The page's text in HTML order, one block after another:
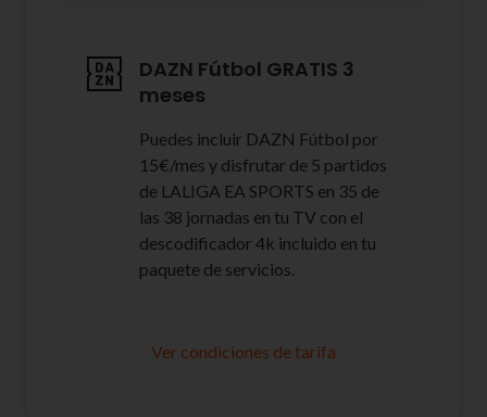
DAZN Fútbol GRATIS 3
meses
Puedes incluir DAZN Fútbol por
15€/mes y disfrutar de 5 partidos
de LALIGA EA SPORTS en 35 de
las 38 jornadas en tu TV con el
descodificador 4k incluido en tu
paquete de servicios.
Ver condiciones de tarifa